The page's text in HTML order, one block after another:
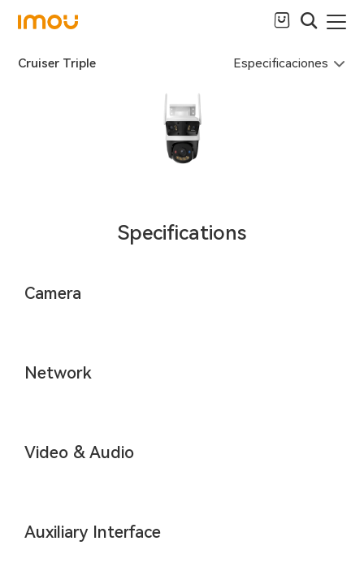
Cruiser Triple Especificaciones
Specifications
Camera
Network
Video & Audio
Auxiliary Interface